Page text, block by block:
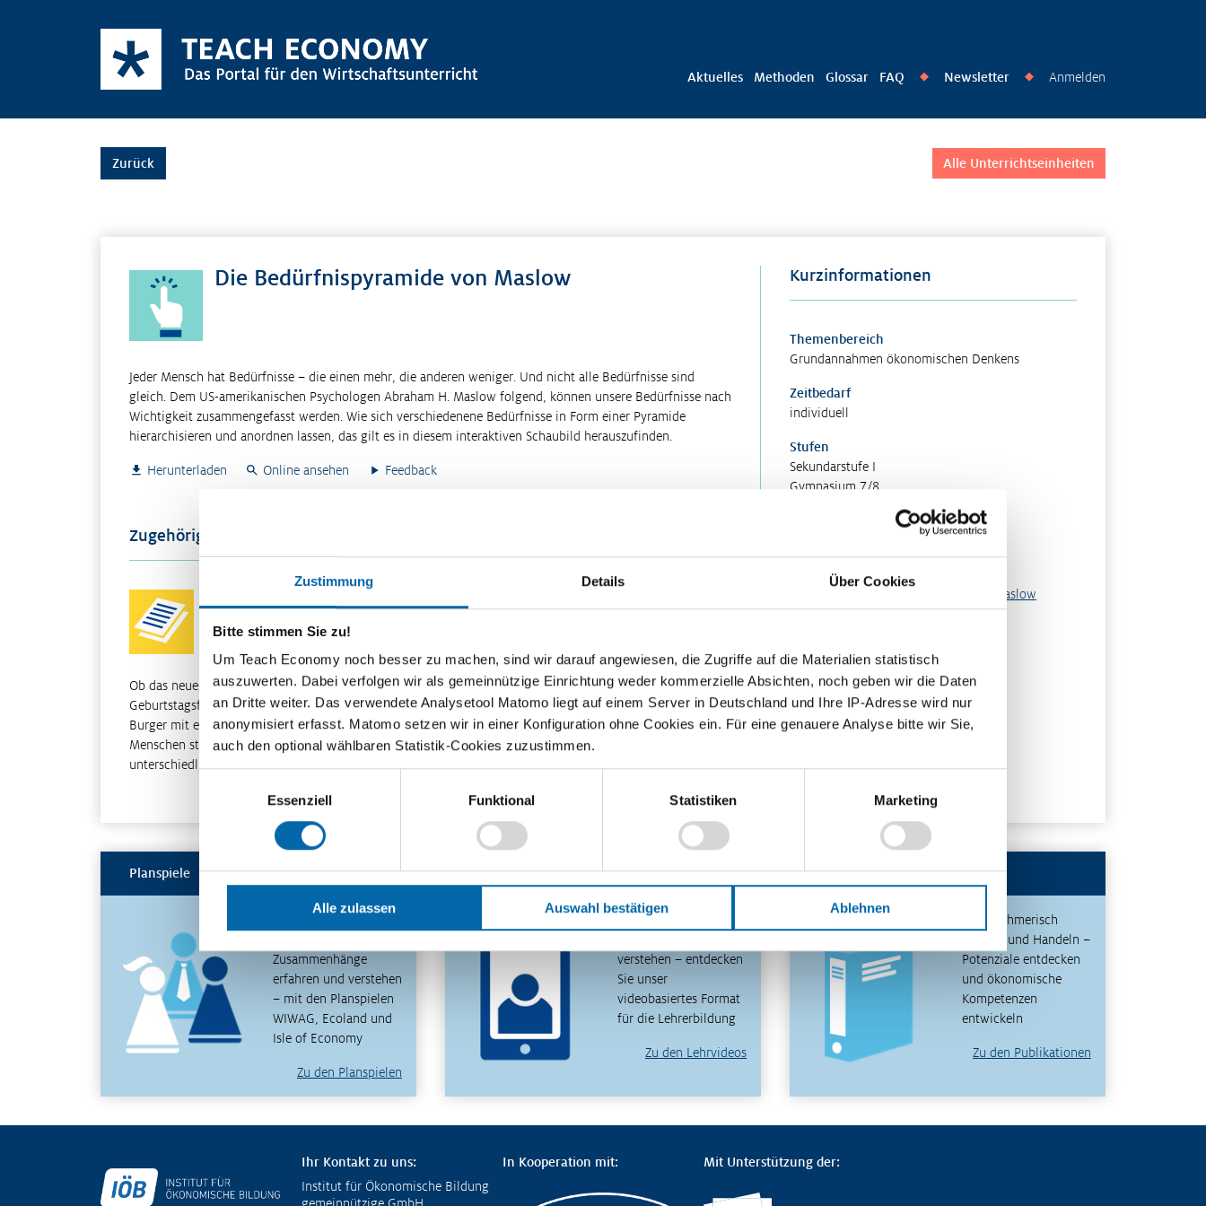
Zustimmung Details Über Cookies
Bitte stimmen Sie zu!
Um Teach Economy noch besser zu machen, sind wir darauf angewiesen, die Zugriffe auf die Materialien statistisch
auszuwerten. Dabei verfolgen wir als gemeinnützige Einrichtung weder kommerzielle Absichten, noch geben wir die Daten
an Dritte weiter. Das verwendete Analysetool Matomo liegt auf einem Server in Deutschland und Ihre IP-Adresse wird nur
anonymisiert erfasst. Matomo setzen wir in einer Konfiguration ohne Cookies ein. Für eine genauere Analyse bitte wir Sie,
auch den optional wählbaren Statistik-Cookies zuzustimmen.
Essenziell
Funktional Statistiken Marketing
Ablehnen
Auswahl bestätigen
Alle zulassen
Aktuelles Methoden Glossar FAQ ◆ Newsletter ◆ Anmelden
Zurück Alle Unterrichtseinheiten
Die Bedürfnispyramide von Maslow
Jeder Mensch hat Bedürfnisse – die einen mehr, die anderen weniger. Und nicht alle Bedürfnisse sind
gleich. Dem US­-amerikanischen Psychologen Abraham H. Maslow folgend, können unsere Bedürfnisse nach
Wichtigkeit zusammengefasst werden. Wie sich verschiedenene Bedürfnisse in Form einer Pyramide
hierarchisieren und anordnen lassen, das gilt es in diesem interaktiven Schaubild herauszufinden.
Herunterladen Online ansehen Feedback
Zugehöriges Material
begrenzte Mittel
Ob das neueste Kameramodell, eine große
Geburtstagsfeier mit Freunden oder einen leckeren
Burger mit einer extra Portion Pommes: Wir
Menschen streben die Erfüllung unserer
unterschiedlichsten Bedürfn…
Kurzinformationen
Themenbereich
Grundannahmen ökonomischen Denkens
Zeitbedarf
individuell
Stufen
Sekundarstufe I
Gymnasium 7/8
Schlagwörter
Maslow
Planspiele
Zusammenhänge
erfahren und verstehen
– mit den Planspielen
WIWAG, Ecoland und
Isle of Economy
Zu den Planspielen
Lehrvideos für Lehrkräfte
Ökonomische Modelle
verstehen – entdecken
Sie unser
videobasiertes Format
für die Lehrerbildung
Zu den Lehrvideos
Publikationen
Unternehmerisch
Denken und Handeln –
Potenziale entdecken
und ökonomische
Kompetenzen
entwickeln
Zu den Publikationen
Fußzeile
Ihr Kontakt zu uns:
Institut für Ökonomische Bildung
In Kooperation mit: Mit Unterstützung der: